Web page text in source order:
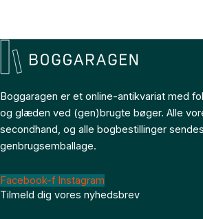
Boggaragen er et online-antikvariat med
og glæden ved (gen)brugte bøger. Alle
secondhand, og alle bogbestillinger
genbrugsemballage.
Facebook-f Instagram
Tilmeld dig vores nyhedsbrev